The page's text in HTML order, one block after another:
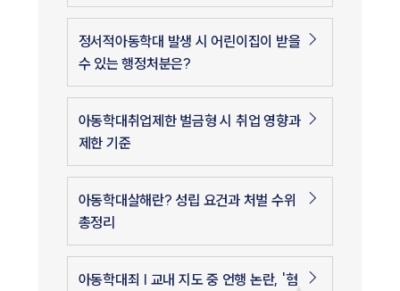
정서적아동학대 발생 시 어린이집이 받을
수 있는 행정처분은?
아동학대취업제한 벌금형 시 취업 영향과
제한 기준
아동학대살해란? 성립 요건과 처벌 수위
총정리
아동학대죄 | 교내 지도 중 언행 논란, '혐